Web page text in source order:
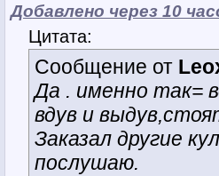
Добавлено через 10
Цитата:
Сообщение от
Да . именно так=
вдув и
Заказал другие
послушаю.